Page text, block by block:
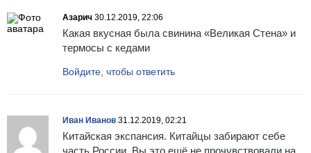
Азарич 30.12.2019, 22:06
Какая вкусная была свинина «Великая Стена» и
термосы с кедами
Войдите, чтобы ответить
Иван Иванов 31.12.2019, 02:21
Китайская экспансия. Китайцы забирают себе